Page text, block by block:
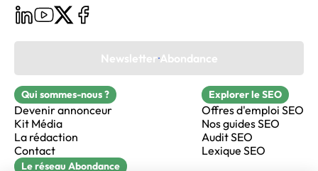
Newsletter Abondance
Qui sommes-nous ?
Devenir annonceur
Kit Média
La rédaction
Contact
Explorer le SEO
Offres d'emploi SEO
Nos guides SEO
Audit SEO
Lexique SEO
Le réseau Abondance